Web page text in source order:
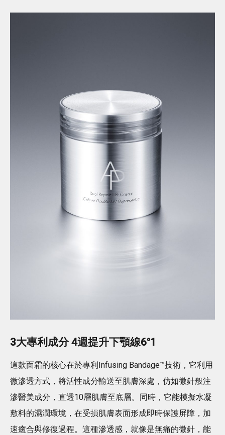
3大專利成分 4週提升下顎線6°1
這款面霜的核心在於專利Infusing Bandage™技術，它利用
微滲透方式，將活性成分輸送至肌膚深處，仿如微針般注
滲醫美成分，直透10層肌膚至底層。同時，它能模擬水凝
敷料的濕潤環境，在受損肌膚表面形成即時保護屏障，加
速癒合與修復過程。這種滲透感，就像是無痛的微針，能